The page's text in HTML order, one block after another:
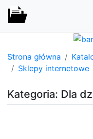
Strona główna
Sklepy internetowe
Kategoria: Dla